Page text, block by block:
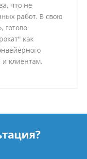
что не
работ. В свою
готово
как
клиентам.